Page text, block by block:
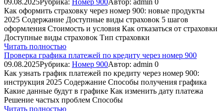
Как оформить страховку через номер 900: новые продукты
2025 Содержание Доступные виды страховок 5 шагов
оформления Стоимость и условия Как отказаться от страховки
Доступные виды страховок Тип страховки
Читать полностью
Проверка графика платежей по кредиту через номер 900
09.08.2025Рубрика: Номер 900Автор: admin 0
Как узнать график платежей по кредиту через номер 900:
инструкция 2025 Содержание Способы получения графика
Какие данные будут в графике Как изменить дату платежа
Решение частых проблем Способы
Читать полностью